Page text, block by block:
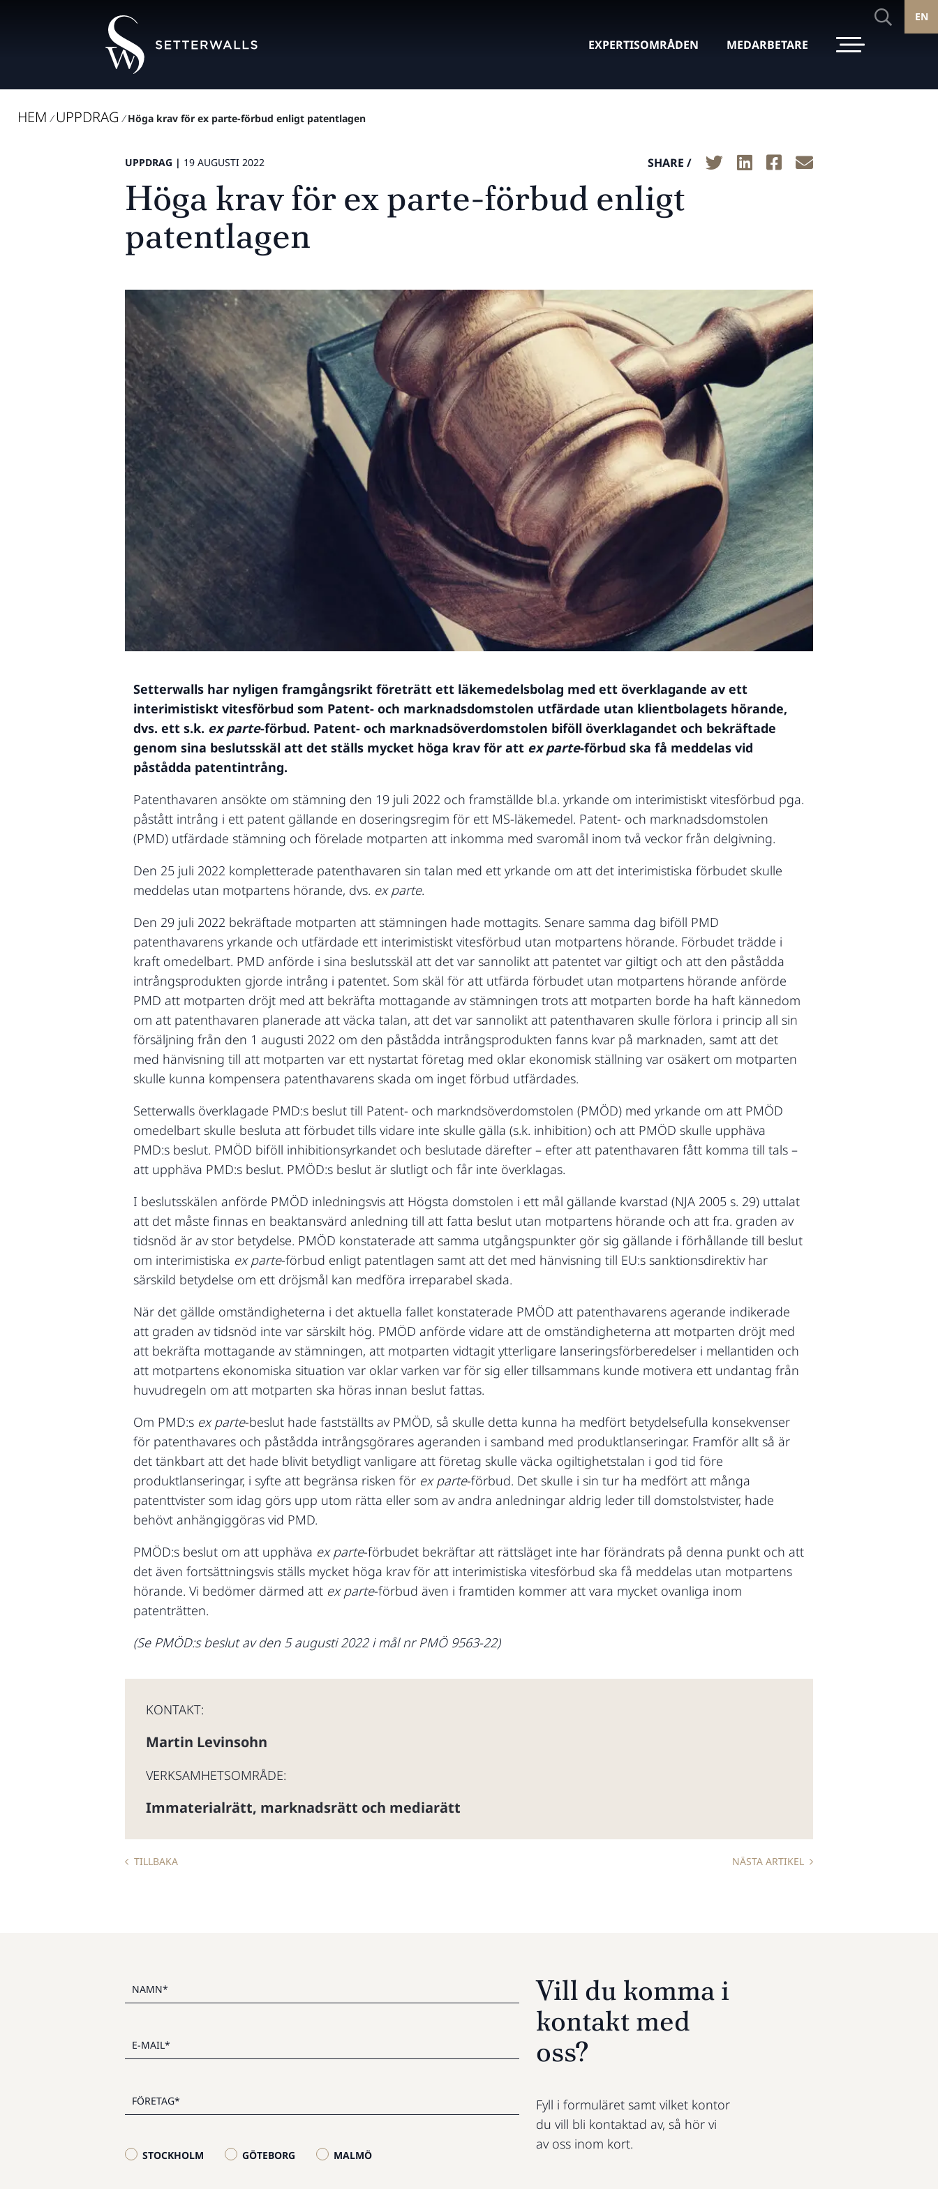
EXPERTISOMRÅDEN MEDARBETARE
EN
HEM / UPPDRAG / Höga krav för ex parte-förbud enligt patentlagen
UPPDRAG | 19 AUGUSTI 2022 SHARE /
Höga krav för ex parte-förbud enligt
patentlagen
Setterwalls har nyligen framgångsrikt företrätt ett läkemedelsbolag med ett överklagande av ett
interimistiskt vitesförbud som Patent- och marknadsdomstolen utfärdade utan klientbolagets hörande,
dvs. ett s.k. ex parte-förbud. Patent- och marknadsöverdomstolen biföll överklagandet och bekräftade
genom sina beslutsskäl att det ställs mycket höga krav för att ex parte-förbud ska få meddelas vid
påstådda patentintrång.
Patenthavaren ansökte om stämning den 19 juli 2022 och framställde bl.a. yrkande om interimistiskt vitesförbud pga.
påstått intrång i ett patent gällande en doseringsregim för ett MS-läkemedel. Patent- och marknadsdomstolen
(PMD) utfärdade stämning och förelade motparten att inkomma med svaromål inom två veckor från delgivning.
Den 25 juli 2022 kompletterade patenthavaren sin talan med ett yrkande om att det interimistiska förbudet skulle
meddelas utan motpartens hörande, dvs. ex parte.
Den 29 juli 2022 bekräftade motparten att stämningen hade mottagits. Senare samma dag biföll PMD
patenthavarens yrkande och utfärdade ett interimistiskt vitesförbud utan motpartens hörande. Förbudet trädde i
kraft omedelbart. PMD anförde i sina beslutsskäl att det var sannolikt att patentet var giltigt och att den påstådda
intrångsprodukten gjorde intrång i patentet. Som skäl för att utfärda förbudet utan motpartens hörande anförde
PMD att motparten dröjt med att bekräfta mottagande av stämningen trots att motparten borde ha haft kännedom
om att patenthavaren planerade att väcka talan, att det var sannolikt att patenthavaren skulle förlora i princip all sin
försäljning från den 1 augusti 2022 om den påstådda intrångsprodukten fanns kvar på marknaden, samt att det
med hänvisning till att motparten var ett nystartat företag med oklar ekonomisk ställning var osäkert om motparten
skulle kunna kompensera patenthavarens skada om inget förbud utfärdades.
Setterwalls överklagade PMD:s beslut till Patent- och markndsöverdomstolen (PMÖD) med yrkande om att PMÖD
omedelbart skulle besluta att förbudet tills vidare inte skulle gälla (s.k. inhibition) och att PMÖD skulle upphäva
PMD:s beslut. PMÖD biföll inhibitionsyrkandet och beslutade därefter – efter att patenthavaren fått komma till tals –
att upphäva PMD:s beslut. PMÖD:s beslut är slutligt och får inte överklagas.
I beslutsskälen anförde PMÖD inledningsvis att Högsta domstolen i ett mål gällande kvarstad (NJA 2005 s. 29) uttalat
att det måste finnas en beaktansvärd anledning till att fatta beslut utan motpartens hörande och att fr.a. graden av
tidsnöd är av stor betydelse. PMÖD konstaterade att samma utgångspunkter gör sig gällande i förhållande till beslut
om interimistiska ex parte-förbud enligt patentlagen samt att det med hänvisning till EU:s sanktionsdirektiv har
särskild betydelse om ett dröjsmål kan medföra irreparabel skada.
När det gällde omständigheterna i det aktuella fallet konstaterade PMÖD att patenthavarens agerande indikerade
att graden av tidsnöd inte var särskilt hög. PMÖD anförde vidare att de omständigheterna att motparten dröjt med
att bekräfta mottagande av stämningen, att motparten vidtagit ytterligare lanseringsförberedelser i mellantiden och
att motpartens ekonomiska situation var oklar varken var för sig eller tillsammans kunde motivera ett undantag från
huvudregeln om att motparten ska höras innan beslut fattas.
Om PMD:s ex parte-beslut hade fastställts av PMÖD, så skulle detta kunna ha medfört betydelsefulla konsekvenser
för patenthavares och påstådda intrångsgörares ageranden i samband med produktlanseringar. Framför allt så är
det tänkbart att det hade blivit betydligt vanligare att företag skulle väcka ogiltighetstalan i god tid före
produktlanseringar, i syfte att begränsa risken för ex parte-förbud. Det skulle i sin tur ha medfört att många
patenttvister som idag görs upp utom rätta eller som av andra anledningar aldrig leder till domstolstvister, hade
behövt anhängiggöras vid PMD.
PMÖD:s beslut om att upphäva ex parte-förbudet bekräftar att rättsläget inte har förändrats på denna punkt och att
det även fortsättningsvis ställs mycket höga krav för att interimistiska vitesförbud ska få meddelas utan motpartens
hörande. Vi bedömer därmed att ex parte-förbud även i framtiden kommer att vara mycket ovanliga inom
patenträtten.
(Se PMÖD:s beslut av den 5 augusti 2022 i mål nr PMÖ 9563-22)
KONTAKT:
Martin Levinsohn
VERKSAMHETSOMRÅDE:
Immaterialrätt, marknadsrätt och mediarätt
TILLBAKA NÄSTA ARTIKEL
STOCKHOLM GÖTEBORG MALMÖ
Vill du komma i
kontakt med
oss?
Fyll i formuläret samt vilket kontor
du vill bli kontaktad av, så hör vi
av oss inom kort.